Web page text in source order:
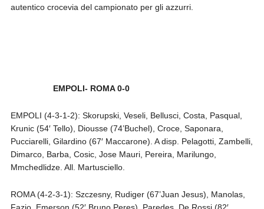
autentico crocevia del campionato per gli azzurri.
EMPOLI- ROMA 0-0
EMPOLI (4-3-1-2): Skorupski, Veseli, Bellusci, Costa, Pasqual,
Krunic (54′ Tello), Diousse (74’Buchel), Croce, Saponara,
Pucciarelli, Gilardino (67′ Maccarone). A disp. Pelagotti, Zambelli,
Dimarco, Barba, Cosic, Jose Mauri, Pereira, Marilungo,
Mmchedlidze. All. Martusciello.
ROMA (4-2-3-1): Szczesny, Rudiger (67’Juan Jesus), Manolas,